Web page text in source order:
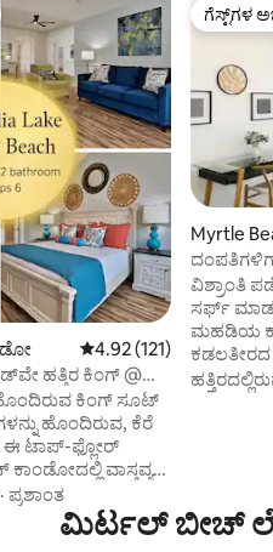
5 ರಲ್ಲಿ 4.92 ಸರಾಸರಿ
4.92 (121)
ಹತ್ತಿರ ಕಿಂಗ್ @
ಕಿಂಗ್ ಸೂಟ್
ಹೊಂದಿರುವ, ಕೆರೆ
ಈ ಟಾಪ್-ಫ್ಲೋರ್
ವಾಸ್ತವ್ಯ
55” ಸ್ಮಾರ್ಟ್
ಡ್ರೈಯರ್ ಮತ್ತು
ಖಾಸಗಿ
· ಪ್ರಶಾಂತ
ಗೆಸ್ಟ್‌ಗಳ
ಗೆಸ್ಟ್‌ಗಳ
Myrtle
ವಿಶ್ರಾಂತಿ
ಸರ್ಫ್
ಮಹಡಿಯ
ಕಡಲತೀರದ
-
ಸೋಮಾರಿಯಾದ
ಮಿರ್ಟಲ್ ಬೀಚ್